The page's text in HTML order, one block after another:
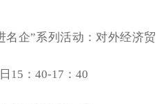
名企”系列活动：对外经济贸
15：40-17：40